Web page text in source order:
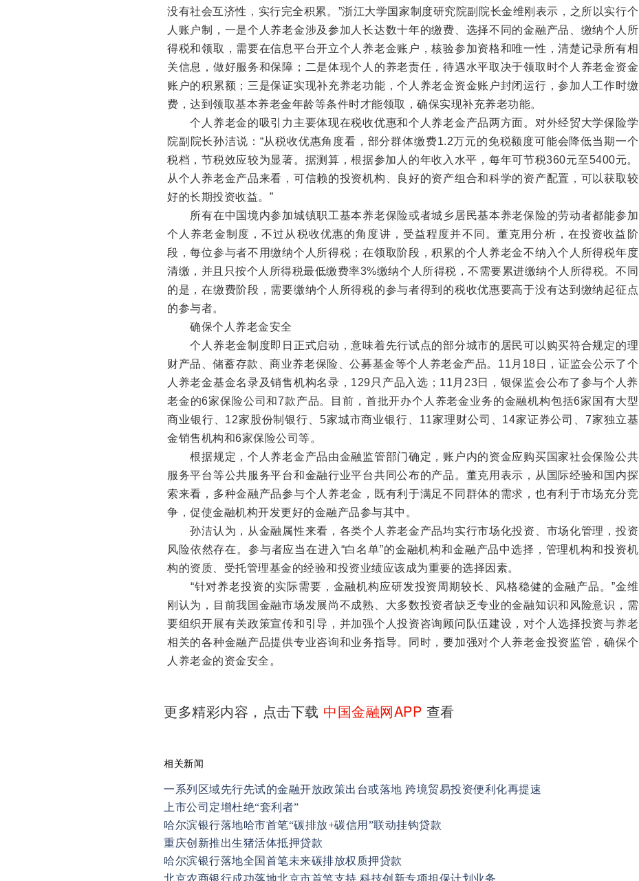
没有社会互济性，实行完全积累。”浙江大学国家制度研究院副院长金维刚表示，之所以实行个
人账户制，一是个人养老金涉及参加人长达数十年的缴费、选择不同的金融产品、缴纳个人所
得税和领取，需要在信息平台开立个人养老金账户，核验参加资格和唯一性，清楚记录所有相
关信息，做好服务和保障；二是体现个人的养老责任，待遇水平取决于领取时个人养老金资金
账户的积累额；三是保证实现补充养老功能，个人养老金资金账户封闭运行，参加人工作时缴
费，达到领取基本养老金年龄等条件时才能领取，确保实现补充养老功能。
个人养老金的吸引力主要体现在税收优惠和个人养老金产品两方面。对外经贸大学保险学
院副院长孙洁说：“从税收优惠角度看，部分群体缴费1.2万元的免税额度可能会降低当期一个
税档，节税效应较为显著。据测算，根据参加人的年收入水平，每年可节税360元至5400元。
从个人养老金产品来看，可信赖的投资机构、良好的资产组合和科学的资产配置，可以获取较
好的长期投资收益。”
所有在中国境内参加城镇职工基本养老保险或者城乡居民基本养老保险的劳动者都能参加
个人养老金制度，不过从税收优惠的角度讲，受益程度并不同。董克用分析，在投资收益阶
段，每位参与者不用缴纳个人所得税；在领取阶段，积累的个人养老金不纳入个人所得税年度
清缴，并且只按个人所得税最低缴费率3%缴纳个人所得税，不需要累进缴纳个人所得税。不同
的是，在缴费阶段，需要缴纳个人所得税的参与者得到的税收优惠要高于没有达到缴纳起征点
的参与者。
确保个人养老金安全
个人养老金制度即日正式启动，意味着先行试点的部分城市的居民可以购买符合规定的理
财产品、储蓄存款、商业养老保险、公募基金等个人养老金产品。11月18日，证监会公示了个
人养老金基金名录及销售机构名录，129只产品入选；11月23日，银保监会公布了参与个人养
老金的6家保险公司和7款产品。目前，首批开办个人养老金业务的金融机构包括6家国有大型
商业银行、12家股份制银行、5家城市商业银行、11家理财公司、14家证券公司、7家独立基
金销售机构和6家保险公司等。
根据规定，个人养老金产品由金融监管部门确定，账户内的资金应购买国家社会保险公共
服务平台等公共服务平台和金融行业平台共同公布的产品。董克用表示，从国际经验和国内探
索来看，多种金融产品参与个人养老金，既有利于满足不同群体的需求，也有利于市场充分竞
争，促使金融机构开发更好的金融产品参与其中。
孙洁认为，从金融属性来看，各类个人养老金产品均实行市场化投资、市场化管理，投资
风险依然存在。参与者应当在进入“白名单”的金融机构和金融产品中选择，管理机构和投资机
构的资质、受托管理基金的经验和投资业绩应该成为重要的选择因素。
“针对养老投资的实际需要，金融机构应研发投资周期较长、风格稳健的金融产品。”金维
刚认为，目前我国金融市场发展尚不成熟、大多数投资者缺乏专业的金融知识和风险意识，需
要组织开展有关政策宣传和引导，并加强个人投资咨询顾问队伍建设，对个人选择投资与养老
相关的各种金融产品提供专业咨询和业务指导。同时，要加强对个人养老金投资监管，确保个
人养老金的资金安全。
更多精彩内容，点击下载 中国金融网APP 查看
相关新闻
一系列区域先行先试的金融开放政策出台或落地 跨境贸易投资便利化再提速
上市公司定增杜绝“套利者”
哈尔滨银行落地哈市首笔“碳排放+碳信用”联动挂钩贷款
重庆创新推出生猪活体抵押贷款
哈尔滨银行落地全国首笔未来碳排放权质押贷款
北京农商银行成功落地北京市首笔支持 科技创新专项担保计划业务